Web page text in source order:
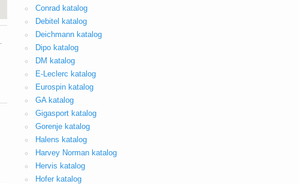
Conrad katalog
Debitel katalog
Deichmann katalog
Dipo katalog
DM katalog
E-Leclerc katalog
Eurospin katalog
GA katalog
Gigasport katalog
Gorenje katalog
Halens katalog
Harvey Norman katalog
Hervis katalog
Hofer katalog